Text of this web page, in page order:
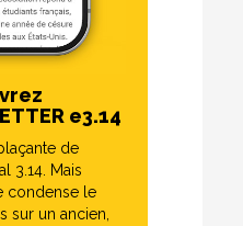
e3.14
de
3.14. Mais
condense le
sur un ancien,